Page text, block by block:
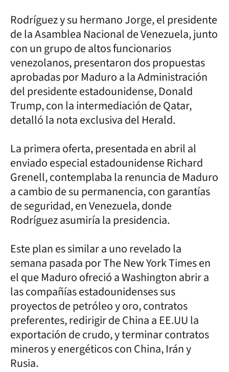
Rodríguez y su hermano Jorge, el presidente
de la Asamblea Nacional de Venezuela, junto
con un grupo de altos funcionarios
venezolanos, presentaron dos propuestas
aprobadas por Maduro a la Administración
del presidente estadounidense, Donald
Trump, con la intermediación de Qatar,
detalló la nota exclusiva del Herald.
La primera oferta, presentada en abril al
enviado especial estadounidense Richard
Grenell, contemplaba la renuncia de Maduro
a cambio de su permanencia, con garantías
de seguridad, en Venezuela, donde
Rodríguez asumiría la presidencia.
Este plan es similar a uno revelado la
semana pasada por The New York Times en
el que Maduro ofreció a Washington abrir a
las compañías estadounidenses sus
proyectos de petróleo y oro, contratos
preferentes, redirigir de China a EE.UU la
exportación de crudo, y terminar contratos
mineros y energéticos con China, Irán y
Rusia.